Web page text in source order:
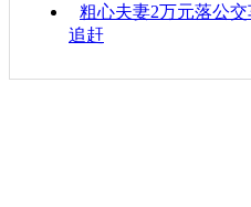
粗心夫妻2万元落公
追赶